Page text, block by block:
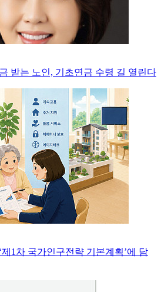
받는 노인, 기초연금 수령 길 열린다
제1차 국가인구전략 기본계획’에 담